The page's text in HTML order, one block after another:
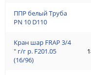
ППР белый Труба
PN 10 D110
Кран шар FRAP 3/4
" г/г р. F201.05
(16/96)